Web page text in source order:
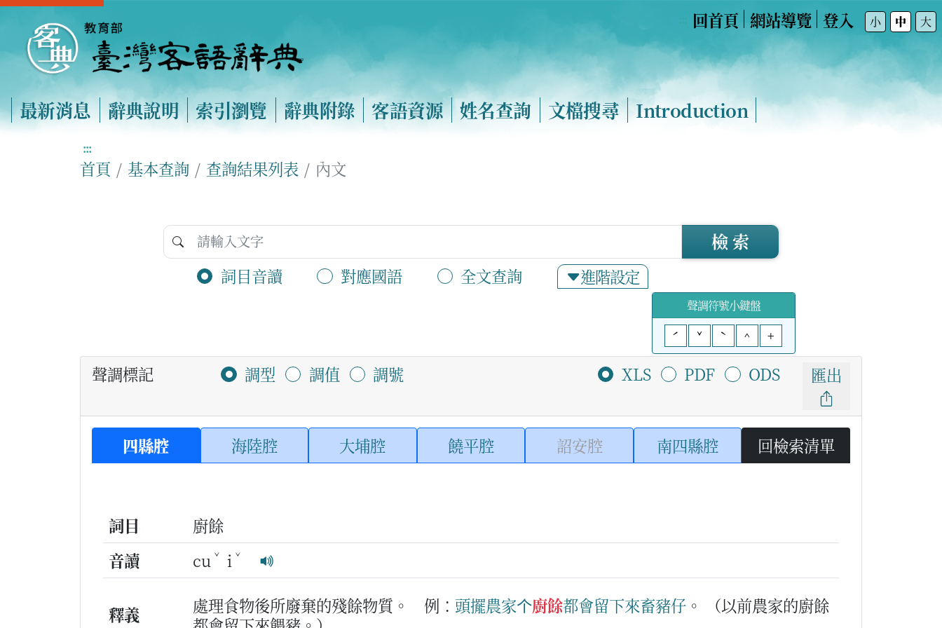
回首頁 網站導覽 登入 小 中 大
最新消息 辭典說明 索引瀏覽 辭典附錄 客語資源 姓名查詢 文檔搜尋 Introduction
:::
首頁 基本查詢 查詢結果列表 內文
詞目音讀 對應國語 全文查詢 進階設定
檢 索
聲調符號小鍵盤
ˊ
ˇ ˋ ^ +
聲調標記 調型 調值 調號 XLS PDF ODS 匯出
四縣腔 海陸腔 大埔腔 饒平腔 詔安腔 南四縣腔 回檢索清單
詞目
廚餘
音讀
cu ˇ i ˇ
釋義 處理食物後所廢棄的殘餘物質。 例： 頭擺農家个廚餘都會留下來畜豬仔 。
（以前農家的廚餘